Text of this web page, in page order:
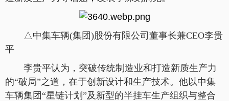
△中集车辆(集团)股份有限公司董事长兼CEO李贵
平
李贵平认为，突破传统制造业和打造新质生产力
的“破局”之道，在于创新设计和生产技术。他以中集
车辆集团“星链计划”及新型的半挂车生产组织与整合